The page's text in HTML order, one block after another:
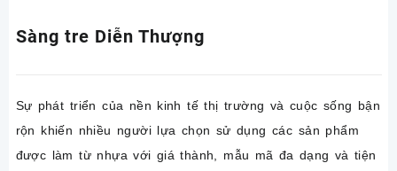
Sàng tre Diễn Thượng
Sự phát triển của nền kinh tế thị trường và cuộc sống bận
rộn khiến nhiều người lựa chọn sử dụng các sản phẩm
được làm từ nhựa với giá thành, mẫu mã đa dạng và tiện